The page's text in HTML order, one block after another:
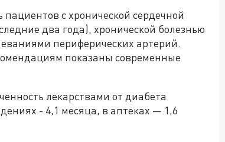
с хронической сердечной
два года), хронической болезнью
периферических артерий.
показаны современные
лекарствами от диабета
- 4,1 месяца, в аптеках — 1,6